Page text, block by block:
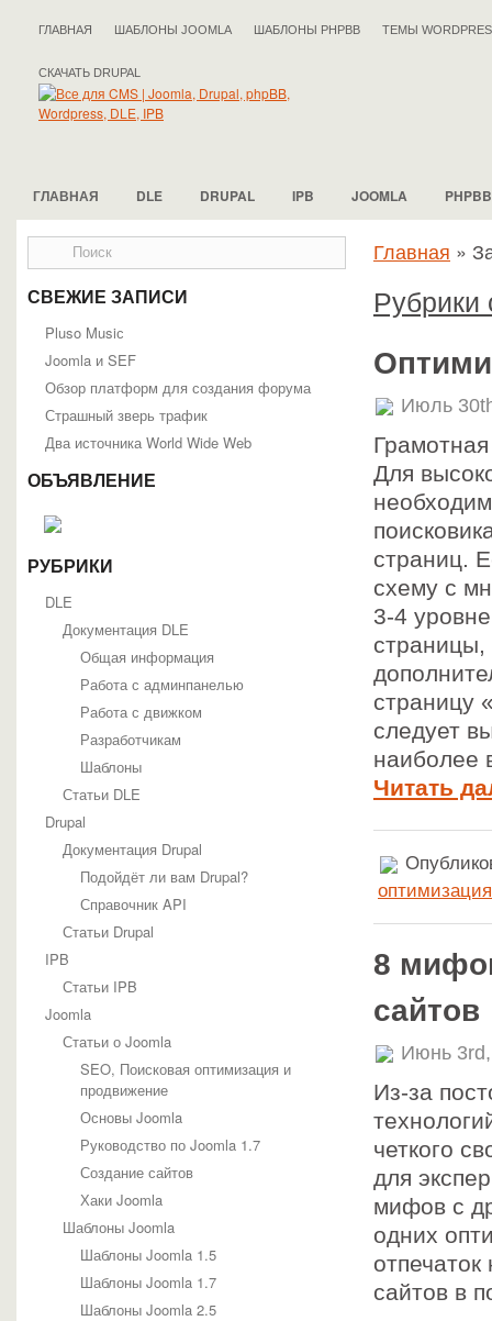
ГЛАВНАЯ ШАБЛОНЫ JOOMLA ШАБЛОНЫ PHPBB ТЕМЫ
СКАЧАТЬ DRUPAL
ГЛАВНАЯ DLE DRUPAL IPB JOOMLA PHPBB
СВЕЖИЕ ЗАПИСИ
Pluso Musiс
Joomla и SEF
Обзор платформ для создания форума
Страшный зверь трафик
Два источника World Wide Web
ОБЪЯВЛЕНИЕ
РУБРИКИ
DLE
Документация DLE
Общая информация
Работа с админпанелью
Работа с движком
Разработчикам
Шаблоны
Статьи DLE
Drupal
Документация Drupal
Подойдёт ли вам Drupal?
Справочник API
Статьи Drupal
IPB
Статьи IPB
Joomla
Статьи о Joomla
SEO, Поисковая оптимизация и
продвижение
Основы Joomla
Руководство по Joomla 1.7
Создание сайтов
Хаки Joomla
Шаблоны Joomla
Шаблоны Joomla 1.5
Шаблоны Joomla 1.7
Шаблоны Joomla 2.5
Главная »
Рубрики
Июль
Для
страниц.
схему с
3-4
страницы,
страницу
следует
наиболее
Читать
оптимизация
8
сайтов
Июнь
Из-за
четкого
для
мифов с
одних
сайтов в